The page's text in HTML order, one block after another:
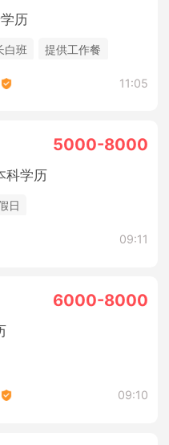
历
白班 提供工作餐
11:05
5000-8000
科学历
日
09:11
6000-8000
09:10